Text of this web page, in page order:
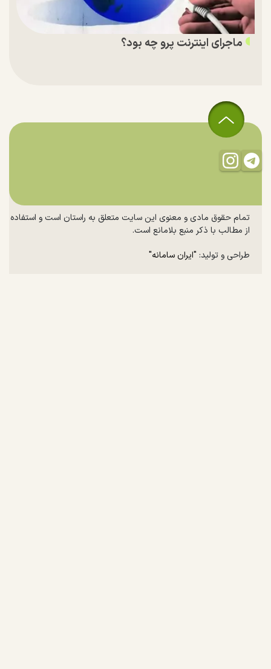
ماجرای اینترنت پرو چه بود؟
تمام حقوق مادی و معنوی این سایت متعلق به راستان است و استفاده
از مطالب با ذکر منبع بلامانع است.
طراحی و تولید: "ایران سامانه"